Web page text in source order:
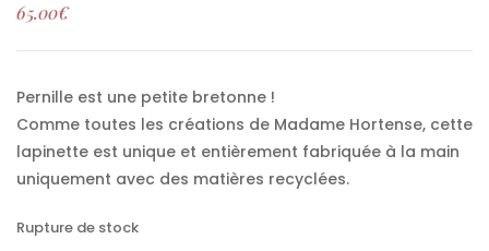
65.00€
Pernille est une petite bretonne !
Comme toutes les créations de Madame Hortense, cette
lapinette est unique et entièrement fabriquée à la main
uniquement avec des matières recyclées.
Rupture de stock